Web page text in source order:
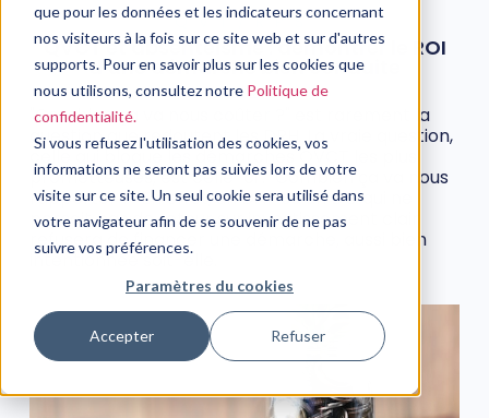
que pour les données et les indicateurs concernant
nos visiteurs à la fois sur ce site web et sur d'autres
supports. Pour en savoir plus sur les cookies que
nous utilisons, consultez notre Politique de
confidentialité.
Si vous refusez l'utilisation des cookies, vos
informations ne seront pas suivies lors de votre
visite sur ce site. Un seul cookie sera utilisé dans
votre navigateur afin de se souvenir de ne pas
suivre vos préférences.
Paramètres du cookies
Accepter Refuser
QVT/RPS
QVCT et absentéisme : démontrer le ROI
d’une démarche bien conduite
7 mai, 2026
"Combien ça va nous coûter ?" est rarement la
question que redoutent les DRH. La vraie question,
celle qui bloque les démarches QVCT les plus
prometteuses, est celle-ci : "Combien ça va nous
rapporter ?" En effet, un DAF ou un DG qui ne
perçoit pas de retour sur investissement clair
refusera de financer une démarche, aussi bien
intentionnée soit-elle.